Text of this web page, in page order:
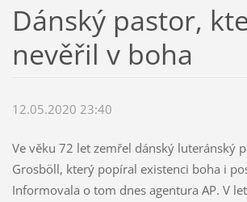
Dánský pastor,
nevěřil v boha
12.05.2020 23:40
Ve věku 72 let zemřel dánský luteránský
Grosböll, který popíral existenci boha i
Informovala o tom dnes agentura AP. V